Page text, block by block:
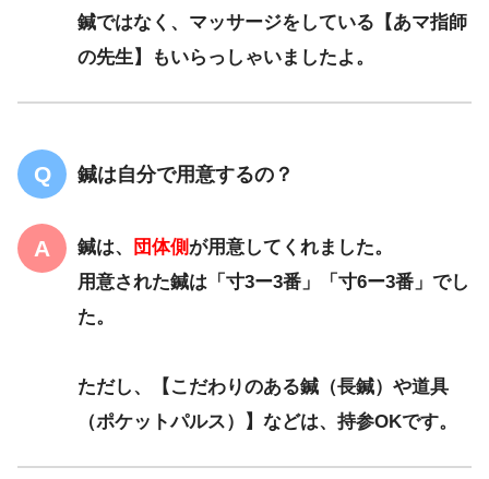
鍼ではなく、マッサージをしている【あマ指師
の先生】もいらっしゃいましたよ。
鍼は自分で用意するの？
鍼は、 団体側が用意してくれました。
用意された鍼は「寸3ー3番」「寸6ー3番」でし
た。
ただし、【こだわりのある鍼（長鍼）や道具
（ポケットパルス）】などは、持参OKです。